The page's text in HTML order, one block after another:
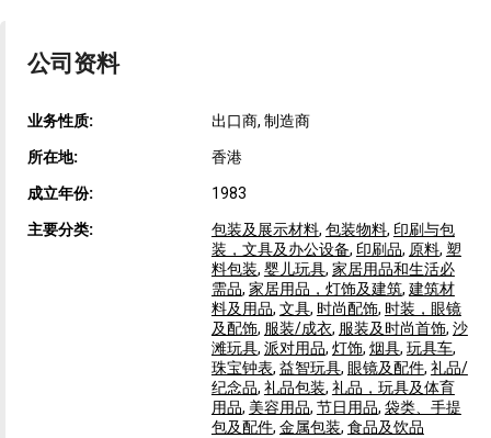
公司资料
业务性质: 出口商, 制造商
所在地: 香港
成立年份: 1983
主要分类: 包装及展示材料, 包装物料, 印刷与包
装，文具及办公设备, 印刷品, 原料, 塑
料包装, 婴儿玩具, 家居用品和生活必
需品, 家居用品，灯饰及建筑, 建筑材
料及用品, 文具, 时尚配饰, 时装，眼镜
及配饰, 服装/成衣, 服装及时尚首饰, 沙
滩玩具, 派对用品, 灯饰, 烟具, 玩具车,
珠宝钟表, 益智玩具, 眼镜及配件, 礼品/
纪念品, 礼品包装, 礼品，玩具及体育
用品, 美容用品, 节日用品, 袋类、手提
包及配件, 金属包装, 食品及饮品